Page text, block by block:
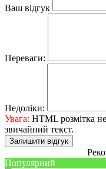
Ваш відгук
Переваги:
Недоліки:
Увага: HTML розмітка
звичайний текст.
Залишити відгук
Популярний